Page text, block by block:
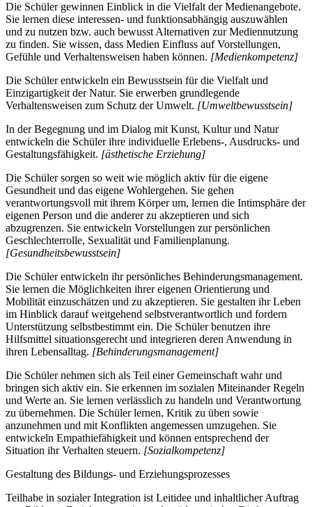
Die Schüler gewinnen Einblick in die Vielfalt der Medienangebote.
Sie lernen diese interessen- und funktionsabhängig auszuwählen
und zu nutzen bzw. auch bewusst Alternativen zur Mediennutzung
zu finden. Sie wissen, dass Medien Einfluss auf Vorstellungen,
Gefühle und Verhaltensweisen haben können. [Medienkompetenz]
Die Schüler entwickeln ein Bewusstsein für die Vielfalt und
Einzigartigkeit der Natur. Sie erwerben grundlegende
Verhaltensweisen zum Schutz der Umwelt. [Umweltbewusstsein]
In der Begegnung und im Dialog mit Kunst, Kultur und Natur
entwickeln die Schüler ihre individuelle Erlebens-, Ausdrucks- und
Gestaltungsfähigkeit. [ästhetische Erziehung]
Die Schüler sorgen so weit wie möglich aktiv für die eigene
Gesundheit und das eigene Wohlergehen. Sie gehen
verantwortungsvoll mit ihrem Körper um, lernen die Intimsphäre der
eigenen Person und die anderer zu akzeptieren und sich
abzugrenzen. Sie entwickeln Vorstellungen zur persönlichen
Geschlechterrolle, Sexualität und Familienplanung.
[Gesundheitsbewusstsein]
Die Schüler entwickeln ihr persönliches Behinderungsmanagement.
Sie lernen die Möglichkeiten ihrer eigenen Orientierung und
Mobilität einzuschätzen und zu akzeptieren. Sie gestalten ihr Leben
im Hinblick darauf weitgehend selbstverantwortlich und fordern
Unterstützung selbstbestimmt ein. Die Schüler benutzen ihre
Hilfsmittel situationsgerecht und integrieren deren Anwendung in
ihren Lebensalltag. [Behinderungsmanagement]
Die Schüler nehmen sich als Teil einer Gemeinschaft wahr und
bringen sich aktiv ein. Sie erkennen im sozialen Miteinander Regeln
und Werte an. Sie lernen verlässlich zu handeln und Verantwortung
zu übernehmen. Die Schüler lernen, Kritik zu üben sowie
anzunehmen und mit Konflikten angemessen umzugehen. Sie
entwickeln Empathiefähigkeit und können entsprechend der
Situation ihr Verhalten steuern. [Sozialkompetenz]
Gestaltung des Bildungs- und Erziehungsprozesses
Teilhabe in sozialer Integration ist Leitidee und inhaltlicher Auftrag